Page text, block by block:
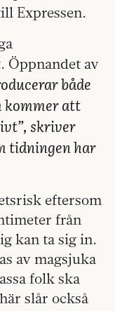
Expressen.
Öppnandet av
både
kommer att
skriver
tidningen har
eftersom
från
kan ta sig in.
av magsjuka
folk ska
slår också